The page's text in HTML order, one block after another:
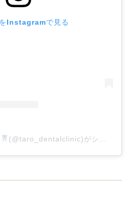
Instagramで見る
(@taro_dentalclinic)がシェアした投稿